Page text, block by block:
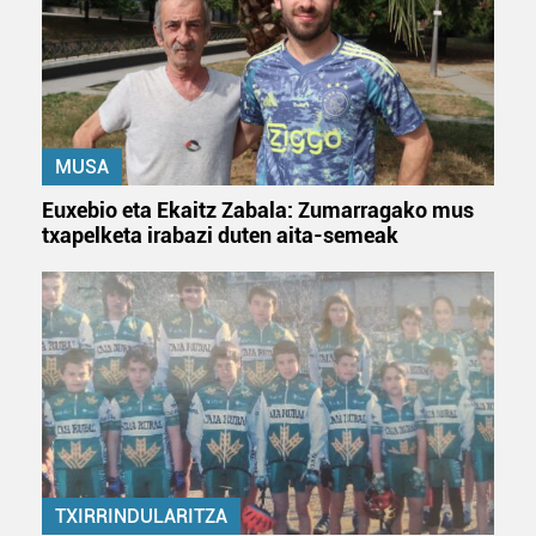
MUSA
Euxebio eta Ekaitz Zabala: Zumarragako mus
txapelketa irabazi duten aita-semeak
TXIRRINDULARITZA